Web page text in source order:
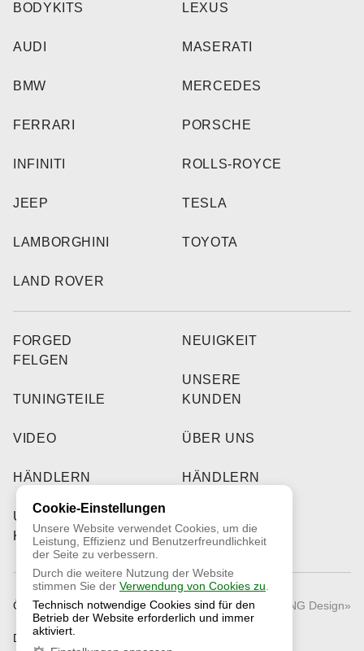
BODYKITS
AUDI
BMW
FERRARI
INFINITI
JEEP
LAMBORGHINI
LAND ROVER
LEXUS
MASERATI
MERCEDES
PORSCHE
ROLLS-ROYCE
TESLA
TOYOTA
FORGED
FELGEN
TUNINGTEILE
VIDEO
HÄNDLERN
UNSERE
KUNDEN
NEUIGKEIT
UNSERE
KUNDEN
ÜBER UNS
HÄNDLERN
© 2026 «RNG Design»
Öffentliches Angebot
Datenschutzrichtlinie
Cookie-Einstellungen
Unsere Website verwendet Cookies, um die
Leistung, Effizienz und Benutzerfreundlichkeit
der Seite zu verbessern.
Durch die weitere Nutzung der Website
stimmen Sie der Verwendung von Cookies zu
Technisch notwendige Cookies sind für den
Betrieb der Website erforderlich und immer
aktiviert.